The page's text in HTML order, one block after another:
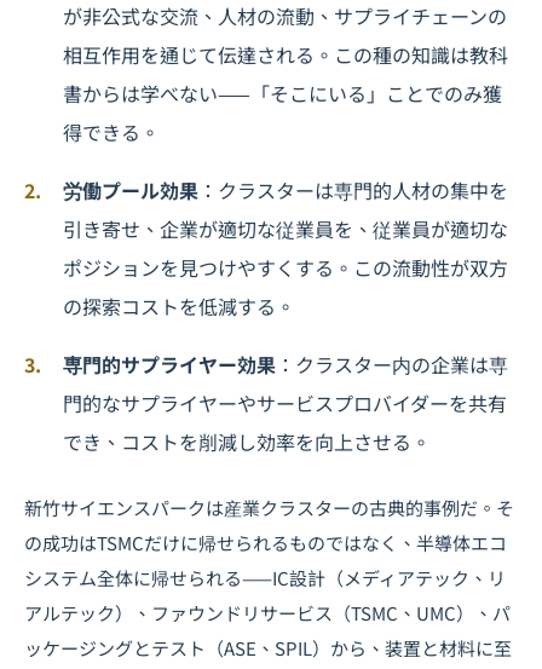
が非公式な交流、人材の流動、サプライチェーンの
相互作用を通じて伝達される。この種の知識は教科
書からは学べない——「そこにいる」ことでのみ獲
得できる。
労働プール効果 ：クラスターは専門的人材の集中を
引き寄せ、企業が適切な従業員を、従業員が適切な
ポジションを見つけやすくする。この流動性が双方
の探索コストを低減する。
専門的サプライヤー効果 ：クラスター内の企業は専
門的なサプライヤーやサービスプロバイダーを共有
でき、コストを削減し効率を向上させる。
新竹サイエンスパークは産業クラスターの古典的事例だ。そ
の成功はTSMCだけに帰せられるものではなく、半導体エコ
システム全体に帰せられる——IC設計（メディアテック、リ
アルテック）、ファウンドリサービス（TSMC、UMC）、パ
ッケージングとテスト（ASE、SPIL）から、装置と材料に至